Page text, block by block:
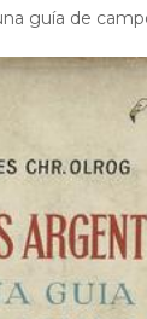
guía de